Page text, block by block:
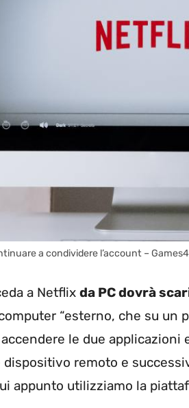
a condividere l’account –
a Netflix da PC dovrà
“esterno, che su un
le due
remoto e
appunto utilizziamo la